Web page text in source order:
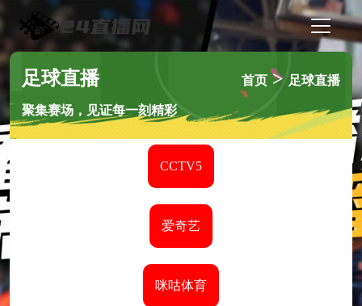
足球直播
聚集赛场，见证每一刻精彩
首页 > 足球直播
CCTV5
爱奇艺
咪咕体育